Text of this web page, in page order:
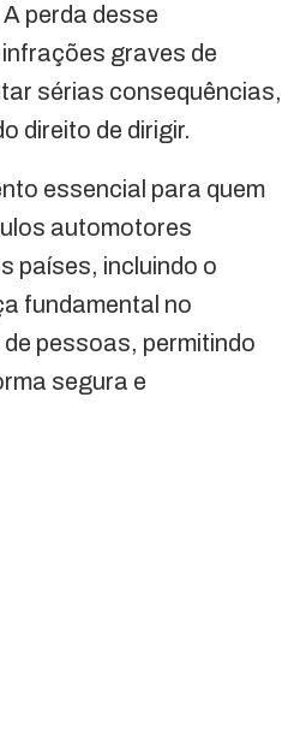
perda desse
graves de
sérias consequências,
direito de dirigir.
essencial para quem
automotores
países, incluindo o
fundamental no
pessoas, permitindo
segura e